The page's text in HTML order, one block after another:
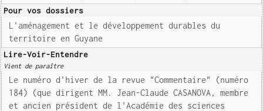
Pour vos dossiers
L'aménagement et le développement durables du
territoire en Guyane
Lire-Voir-Entendre
Vient de paraître
Le numéro d'hiver de la revue "Commentaire" (numéro
184) (que dirigent MM. Jean-Claude CASANOVA, membre
et ancien président de l'Académie des sciences